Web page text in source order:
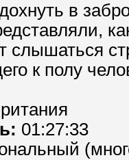
в
слышаться
к полу
01:27:33